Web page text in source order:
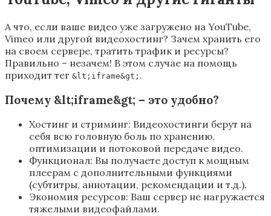
А что, если ваше видео уже загружено на YouTube,
Vimeo или другой видеохостинг? Зачем хранить его
на своем сервере, тратить трафик и ресурсы?
Правильно – незачем! В этом случае на помощь
приходит тег &lt;iframe&gt; .
Почему &lt;iframe&gt; – это удобно?
Хостинг и стриминг: Видеохостинги берут на
себя всю головную боль по хранению,
оптимизации и потоковой передаче видео.
Функционал: Вы получаете доступ к мощным
плеерам с дополнительными функциями
(субтитры, аннотации, рекомендации и т.д.).
Экономия ресурсов: Ваш сервер не нагружается
тяжелыми видеофайлами.